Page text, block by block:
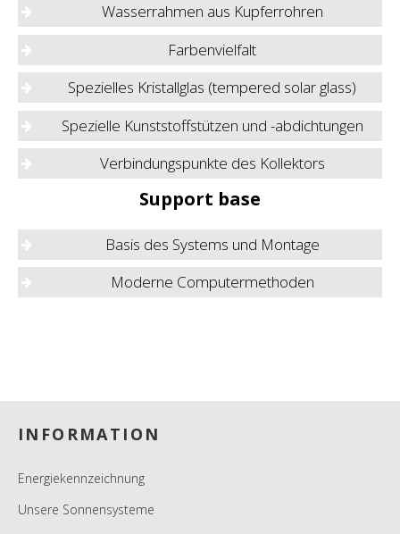
Wasserrahmen aus Kupferrohren
Farbenvielfalt
Spezielles Kristallglas (tempered solar glass)
Spezielle Kunststoffstützen und -abdichtungen
Verbindungspunkte des Kollektors
Support base
Basis des Systems und Montage
Moderne Computermethoden
INFORMATION
Energiekennzeichnung
Unsere Sonnensysteme